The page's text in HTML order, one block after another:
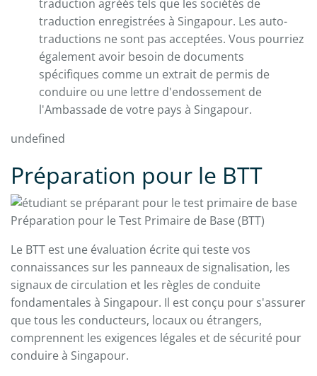
traduction agréés tels que les sociétés de
traduction enregistrées à Singapour. Les auto-
traductions ne sont pas acceptées. Vous pourriez
également avoir besoin de documents
spécifiques comme un extrait de permis de
conduire ou une lettre d'endossement de
l'Ambassade de votre pays à Singapour.
undefined
Préparation pour le BTT
Préparation pour le Test Primaire de Base (BTT)
Le BTT est une évaluation écrite qui teste vos
connaissances sur les panneaux de signalisation, les
signaux de circulation et les règles de conduite
fondamentales à Singapour. Il est conçu pour s'assurer
que tous les conducteurs, locaux ou étrangers,
comprennent les exigences légales et de sécurité pour
conduire à Singapour.